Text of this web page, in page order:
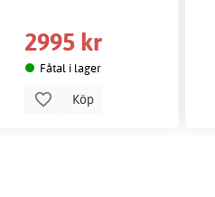
2995 kr
Fåtal i lager
Köp